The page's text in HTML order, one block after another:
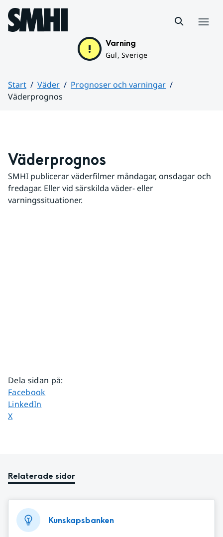
Hoppa till sidans innehåll
Varning
Gul, Sverige
Start Väder
Prognoser och varningar
Väderprognos
Väderprognos
SMHI publicerar väderfilmer måndagar, onsdagar och
fredagar. Eller vid särskilda väder- eller
varningssituationer.
Dela sidan på:
Dela sidan på
Facebook
Dela sidan på
LinkedIn
Dela sidan på
X
Relaterade sidor
Kunskapsbanken